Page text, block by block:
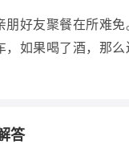
好友聚餐在所难免
，如果喝了酒，那
答